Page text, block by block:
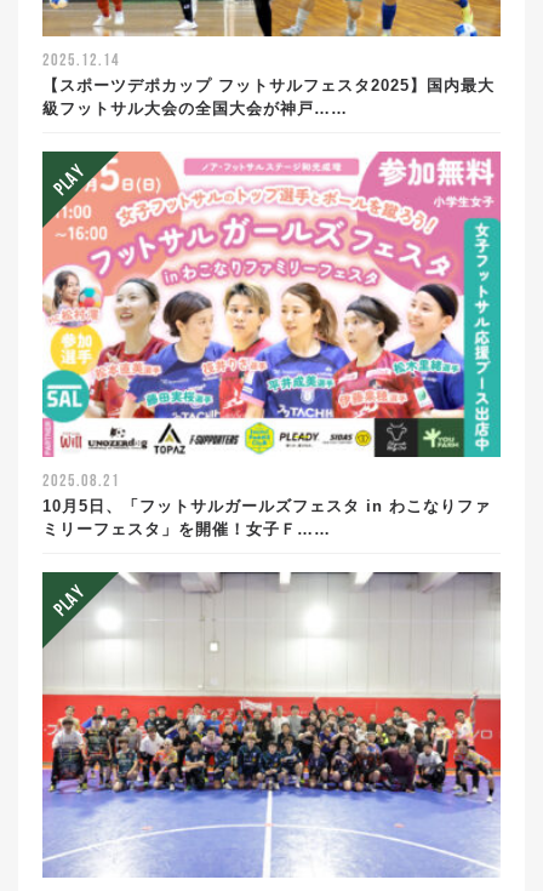
2025.12.14
【スポーツデポカップ フットサルフェスタ2025】国内最大
級フットサル大会の全国大会が神戸……
2025.08.21
10月5日、「フットサルガールズフェスタ in わこなりファ
ミリーフェスタ」を開催！女子Ｆ……